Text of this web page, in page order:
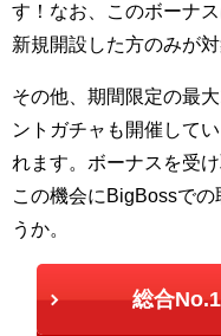
す！なお、このボーナ
新規開設した方のみが対
その他、期間限定の最
ントガチャも開催して
れます。ボーナスを受
この機会にBigBossで
うか。
総合